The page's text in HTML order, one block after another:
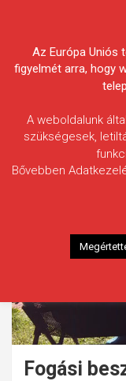
Fogási
Az Európa Uniós
figyelmét arra, hogy
A weboldalunk
szükségesek,
Bővebben